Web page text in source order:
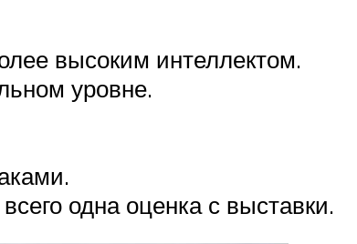
высоким интеллектом.
уровне.
одна оценка с выставки.